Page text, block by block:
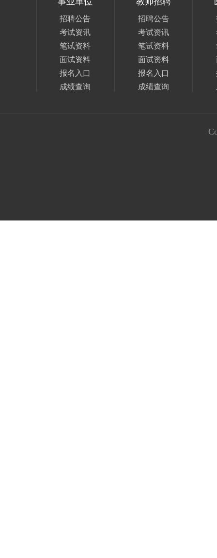
招聘公告
考试资讯
笔试资料
面试资料
报名入口
成绩查询
招聘公告
考试资讯
笔试资料
面试资料
报名入口
成绩查询